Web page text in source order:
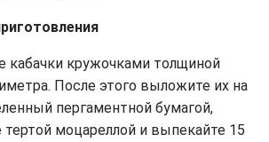
кабачки кружочками толщиной
После этого выложите их на
пергаментной бумагой,
моцареллой и выпекайте 15